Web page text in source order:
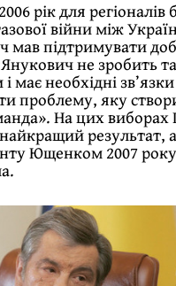
рік для
війни між
мав підтримувати
не зробить
має необхідні
проблему, яку
На цих виборах
результат,
Ющенком 2007